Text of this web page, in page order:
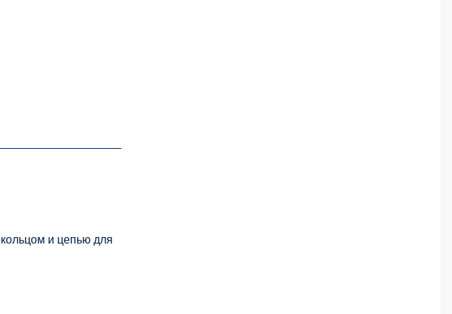
кольцом и цепью для